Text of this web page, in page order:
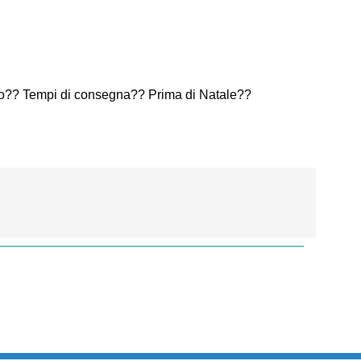
Tempi di consegna?? Prima di Natale??